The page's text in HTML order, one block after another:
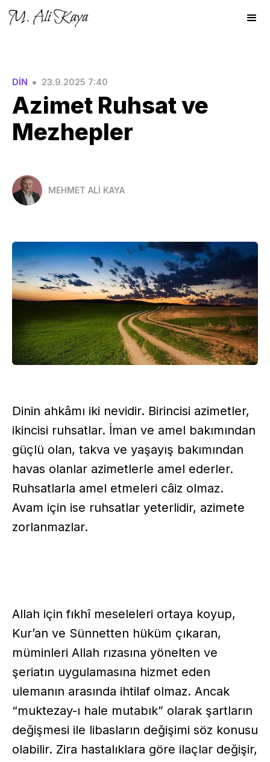
DİN • 23.9.2025 7:40
Azimet Ruhsat ve
Mezhepler
MEHMET ALİ KAYA
Dinin ahkâmı iki nevidir. Birincisi azimetler,
ikincisi ruhsatlar. İman ve amel bakımından
güçlü olan, takva ve yaşayış bakımından
havas olanlar azimetlerle amel ederler.
Ruhsatlarla amel etmeleri câiz olmaz.
Avam için ise ruhsatlar yeterlidir, azimete
zorlanmazlar.
Allah için fıkhî meseleleri ortaya koyup,
Kur’an ve Sünnetten hüküm çıkaran,
müminleri Allah rızasına yönelten ve
şeriatın uygulamasına hizmet eden
ulemanın arasında ihtilaf olmaz. Ancak
“muktezay-ı hale mutabık” olarak şartların
değişmesi ile libasların değişimi söz konusu
olabilir. Zira hastalıklara göre ilaçlar değişir,